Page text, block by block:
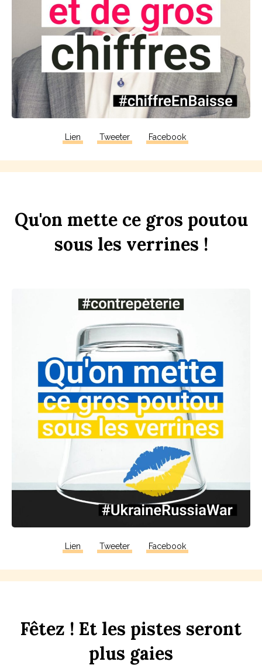
Lien Tweeter Facebook
Qu'on mette ce gros poutou
sous les verrines !
Lien Tweeter Facebook
Fêtez ! Et les pistes seront
plus gaies